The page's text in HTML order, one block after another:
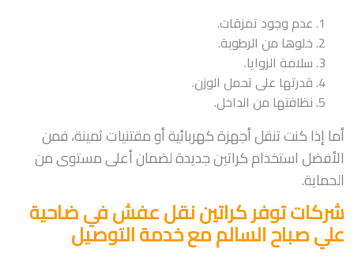
عدم وجود تمزقات.
خلوها من الرطوبة.
سلامة الزوايا.
قدرتها على تحمل الوزن.
نظافتها من الداخل.
أما إذا كنت تنقل أجهزة كهربائية أو مقتنيات ثمينة، فمن
الأفضل استخدام كراتين جديدة لضمان أعلى مستوى من
الحماية.
شركات توفر كراتين نقل عفش في ضاحية
علي صباح السالم مع خدمة التوصيل